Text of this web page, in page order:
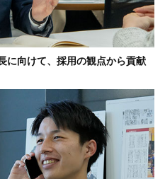
に向けて、採用の観点から貢献